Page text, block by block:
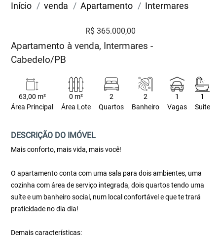
Início venda Apartamento Intermares
R$ 365.000,00
Apartamento à venda, Intermares -
Cabedelo/PB
63,00 m²
Área Principal
0 m²
Área Lote
2
Quartos
2
Banheiro
1
Vagas
1
Suite
DESCRIÇÃO DO IMÓVEL
Mais conforto, mais vida, mais você!
O apartamento conta com uma sala para dois ambientes, uma
cozinha com área de serviço integrada, dois quartos tendo uma
suíte e um banheiro social, num local confortável e que te trará
praticidade no dia dia!
Demais características: